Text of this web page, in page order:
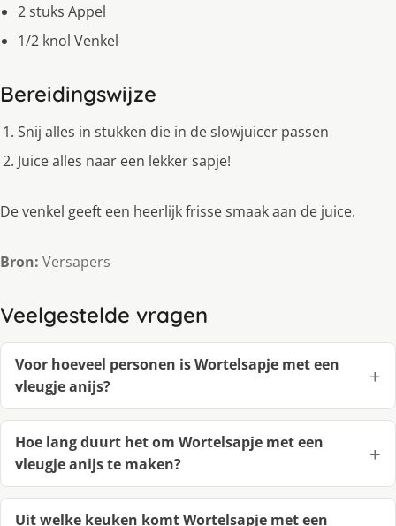
2 stuks Appel
1/2 knol Venkel
Bereidingswijze
Snij alles in stukken die in de slowjuicer passen
Juice alles naar een lekker sapje!
De venkel geeft een heerlijk frisse smaak aan de juice.
Bron: Versapers
Veelgestelde vragen
Voor hoeveel personen is Wortelsapje met een
vleugje anijs?
Hoe lang duurt het om Wortelsapje met een
vleugje anijs te maken?
Uit welke keuken komt Wortelsapje met een